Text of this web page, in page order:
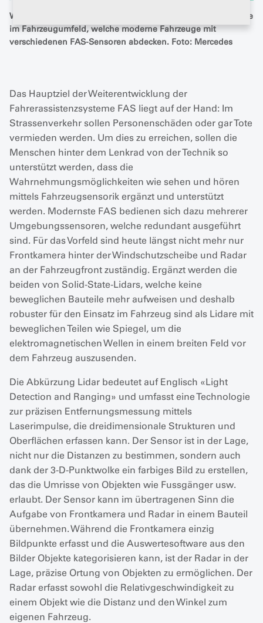
Was wie ein grafisches Kunstwerk aussieht, sind die Bereiche
im Fahrzeugumfeld, welche moderne Fahrzeuge mit
verschiedenen FAS-Sensoren abdecken. Foto: Mercedes
Das Hauptziel der Weiterentwicklung der
Fahrerassistenzsysteme FAS liegt auf der Hand: Im
Strassenverkehr sollen Personenschäden oder gar Tote
vermieden werden. Um dies zu erreichen, sollen die
Menschen hinter dem Lenkrad von der Technik so
unterstützt werden, dass die
Wahrnehmungsmöglichkeiten wie sehen und hören
mittels Fahrzeugsensorik ergänzt und unterstützt
werden. Modernste FAS bedienen sich dazu mehrerer
Umgebungssensoren, welche redundant ausgeführt
sind. Für das Vorfeld sind heute längst nicht mehr nur
Frontkamera hinter der Windschutzscheibe und Radar
an der Fahrzeugfront zuständig. Ergänzt werden die
beiden von Solid-State-Lidars, welche keine
beweglichen Bauteile mehr aufweisen und deshalb
robuster für den Einsatz im Fahrzeug sind als Lidare mit
beweglichen Teilen wie Spiegel, um die
elektromagnetischen Wellen in einem breiten Feld vor
dem Fahrzeug auszusenden.
Die Abkürzung Lidar bedeutet auf Englisch «Light
Detection and Ranging» und umfasst eine Technologie
zur präzisen Entfernungsmessung mittels
Laserimpulse, die dreidimensionale Strukturen und
Oberflächen erfassen kann. Der Sensor ist in der Lage,
nicht nur die Distanzen zu bestimmen, sondern auch
dank der 3-D-Punktwolke ein farbiges Bild zu erstellen,
das die Umrisse von Objekten wie Fussgänger usw.
erlaubt. Der Sensor kann im übertragenen Sinn die
Aufgabe von Frontkamera und Radar in einem Bauteil
übernehmen. Während die Frontkamera einzig
Bildpunkte erfasst und die Auswertesoftware aus den
Bilder Objekte kategorisieren kann, ist der Radar in der
Lage, präzise Ortung von Objekten zu ermöglichen. Der
Radar erfasst sowohl die Relativgeschwindigkeit zu
einem Objekt wie die Distanz und den Winkel zum
eigenen Fahrzeug.